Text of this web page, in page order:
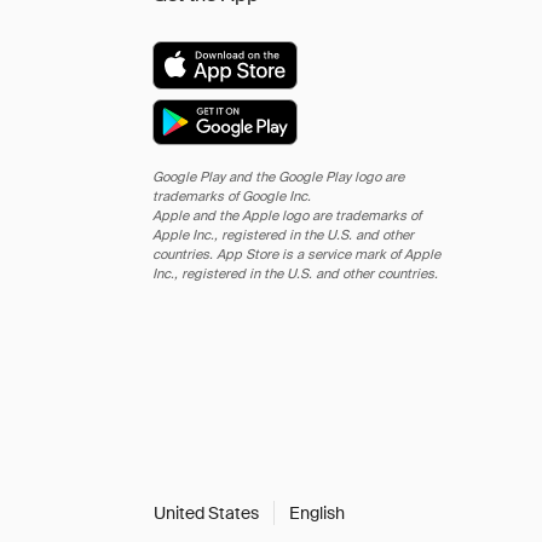
Google Play and the Google Play logo are
trademarks of Google Inc.
Apple and the Apple logo are trademarks of
Apple Inc., registered in the U.S. and other
countries. App Store is a service mark of Apple
Inc., registered in the U.S. and other countries.
United States English